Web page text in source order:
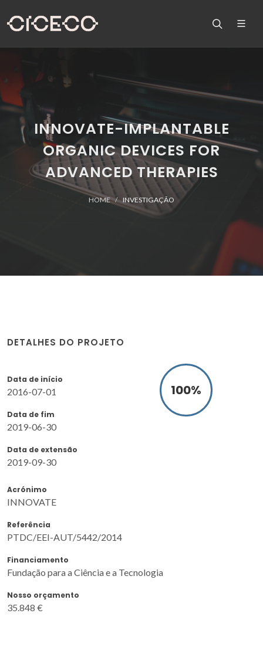
INNOVATE-IMPLANTABLE
ORGANIC DEVICES FOR
ADVANCED THERAPIES
HOME INVESTIGAÇÃO
DETALHES DO PROJETO
Data de início
2016-07-01
Data de fim
2019-06-30
Data de extensão
2019-09-30
100%
Acrónimo
INNOVATE
Referência
PTDC/EEI-AUT/5442/2014
Financiamento
Fundação para a Ciência e a Tecnologia
Nosso orçamento
35.848 €